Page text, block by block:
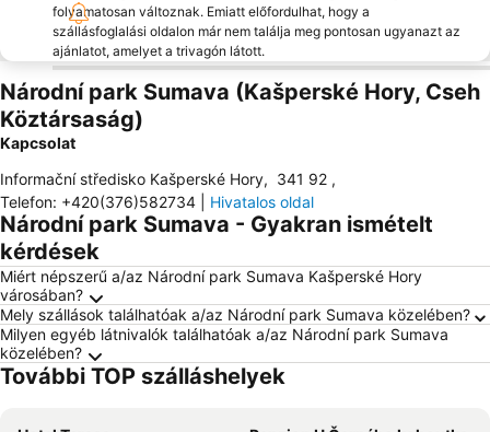
folyamatosan változnak. Emiatt előfordulhat, hogy a
szállásfoglalási oldalon már nem találja meg pontosan ugyanazt az
ajánlatot, amelyet a trivagón látott.
Národní park Sumava (Kašperské Hory, Cseh
Köztársaság)
Kapcsolat
Informační středisko Kašperské Hory, 341 92 ,
Telefon: +420(376)582734 Hivatalos oldal
Národní park Sumava - Gyakran ismételt
kérdések
Miért népszerű a/az Národní park Sumava Kašperské Hory
városában?
Mely szállások találhatóak a/az Národní park Sumava közelében?
Milyen egyéb látnivalók találhatóak a/az Národní park Sumava
közelében?
További TOP szálláshelyek